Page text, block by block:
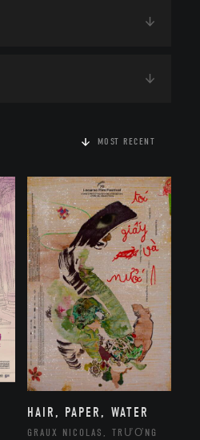
MOST RECENT
HAIR, PAPER, WATER
GRAUX NICOLAS, TRƯƠNG